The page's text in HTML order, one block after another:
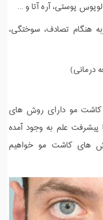
پوستی، آره آتا و ...
هنگام تصادف، سوختگی،
درمانی)
کاشت مو دارای روش های
علم به وجود آمده
های کاشت مو خواهیم